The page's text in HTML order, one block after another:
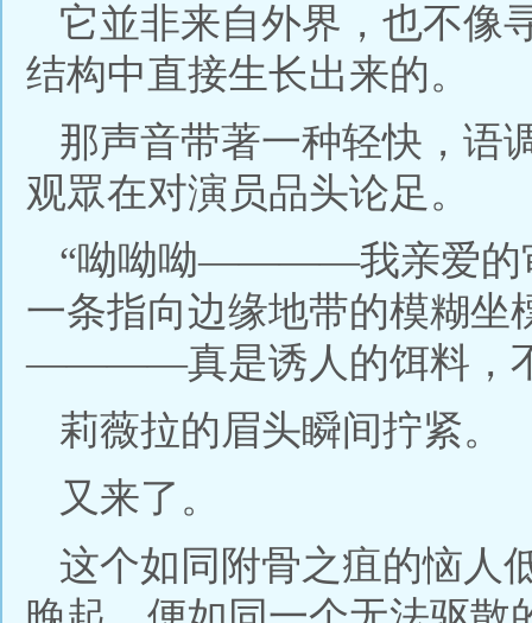
它並非来自外界，也不像
结构中直接生长出来的。
那声音带著一种轻快，语
观眾在对演员品头论足。
“呦呦呦————我亲爱的
一条指向边缘地带的模糊坐
————真是诱人的饵料，
莉薇拉的眉头瞬间拧紧。
又来了。
这个如同附骨之疽的恼人